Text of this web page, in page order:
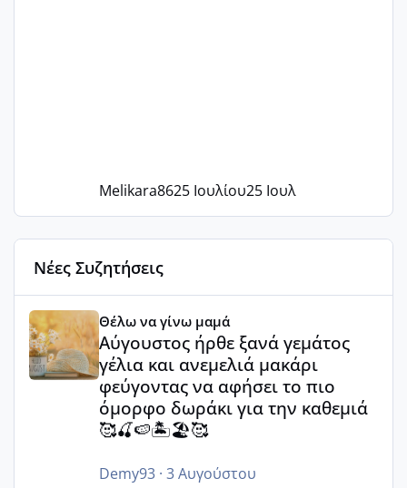
Melikara8625 Ιουλίου25 Ιουλ
Νέες Συζητήσεις
Αύγουστος ήρθε ξανά γεμάτος γέλια και ανεμελιά
Θέλω να γίνω μαμά
Αύγουστος ήρθε ξανά γεμάτος
γέλια και ανεμελιά μακάρι
φεύγοντας να αφήσει το πιο
όμορφο δωράκι για την καθεμιά
🥰🍒🍉🏝️🏖️🥰
Demy93· 3 Αυγούστου